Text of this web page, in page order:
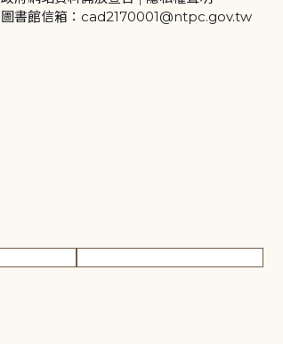
圖書館信箱：cad2170001@ntpc.gov.tw